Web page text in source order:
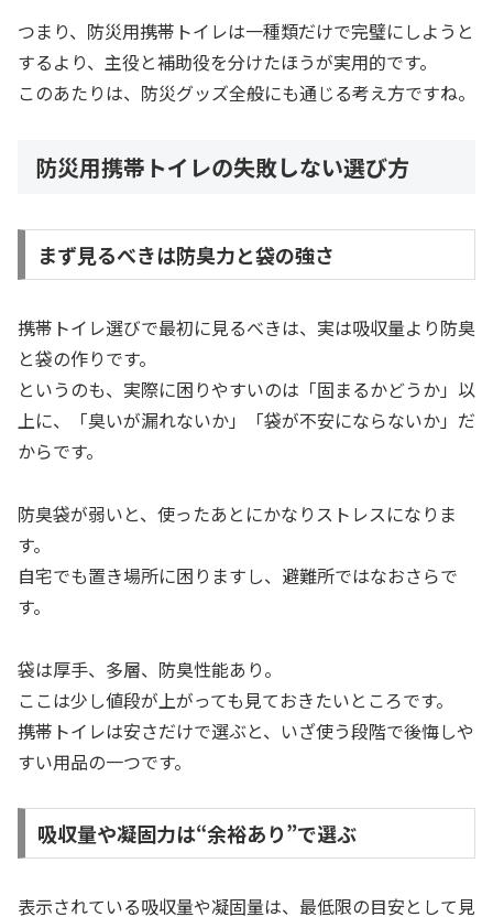
つまり、防災用携帯トイレは一種類だけで完璧にしようと
するより、主役と補助役を分けたほうが実用的です。
このあたりは、防災グッズ全般にも通じる考え方ですね。
防災用携帯トイレの失敗しない選び方
まず見るべきは防臭力と袋の強さ
携帯トイレ選びで最初に見るべきは、実は吸収量より防臭
と袋の作りです。
というのも、実際に困りやすいのは「固まるかどうか」以
上に、「臭いが漏れないか」「袋が不安にならないか」だ
からです。
防臭袋が弱いと、使ったあとにかなりストレスになりま
す。
自宅でも置き場所に困りますし、避難所ではなおさらで
す。
袋は厚手、多層、防臭性能あり。
ここは少し値段が上がっても見ておきたいところです。
携帯トイレは安さだけで選ぶと、いざ使う段階で後悔しや
すい用品の一つです。
吸収量や凝固力は“余裕あり”で選ぶ
表示されている吸収量や凝固量は、最低限の目安として見